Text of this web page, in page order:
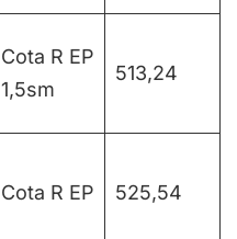
Cota R EP
1,5sm
513,24
Cota R EP 525,54